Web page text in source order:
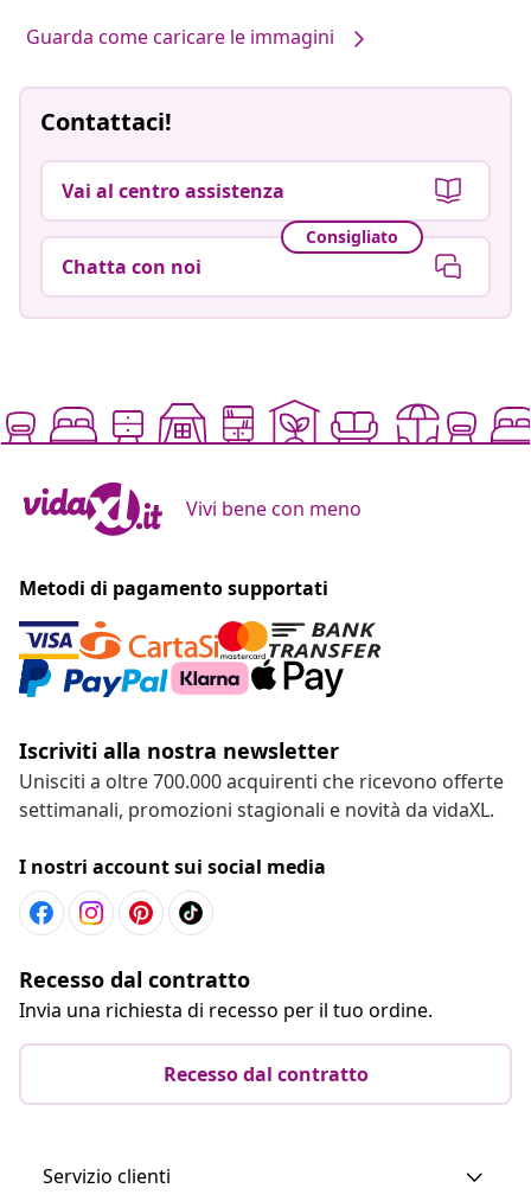
Guarda come caricare le immagini
Contattaci!
Vai al centro assistenza
Consigliato
Chatta con noi
Vivi bene con meno
Metodi di pagamento supportati
Iscriviti alla nostra newsletter
Unisciti a oltre 700.000 acquirenti che ricevono offerte
settimanali, promozioni stagionali e novità da vidaXL.
I nostri account sui social media
Recesso dal contratto
Invia una richiesta di recesso per il tuo ordine.
Recesso dal contratto
Servizio clienti